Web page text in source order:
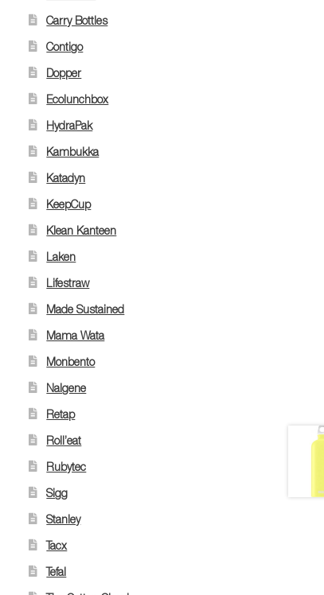
Carry Bottles
Contigo
Dopper
Ecolunchbox
HydraPak
Kambukka
Katadyn
KeepCup
Klean Kanteen
Laken
Lifestraw
Made Sustained
Mama Wata
Monbento
Nalgene
Retap
Roll’eat
Rubytec
Sigg
Stanley
Tacx
Tefal